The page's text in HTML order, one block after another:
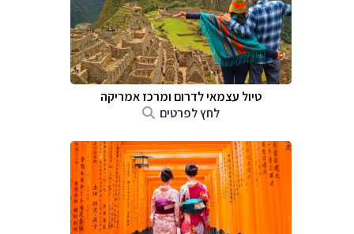
טיול עצמאי לדרום ומרכז אמריקה
לחץ לפרטים